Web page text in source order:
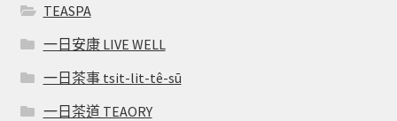
TEASPA
一日安康 LIVE WELL
一日茶事 tsit-lit-tê-sū
一日茶道 TEAORY